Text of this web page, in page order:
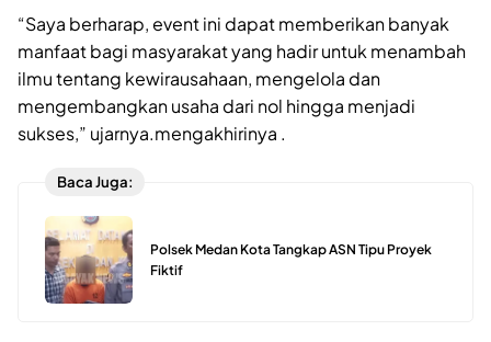
“Saya berharap, event ini dapat memberikan banyak
manfaat bagi masyarakat yang hadir untuk menambah
ilmu tentang kewirausahaan, mengelola dan
mengembangkan usaha dari nol hingga menjadi
sukses,” ujarnya.mengakhirinya .
Baca Juga:
Polsek Medan Kota Tangkap ASN Tipu Proyek
Fiktif